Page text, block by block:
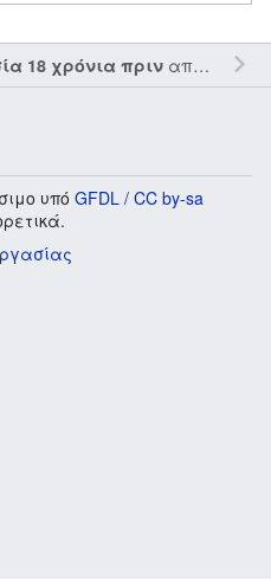
18 χρόνια πριναπό τον την
υπό GFDL / CC by-sa